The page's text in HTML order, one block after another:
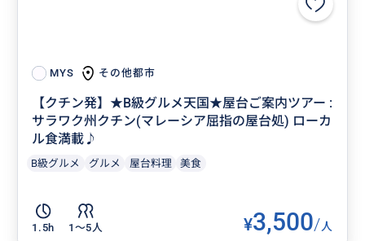
MYS その他都市
【クチン発】★B級グルメ天国★屋台ご案内ツアー :
サラワク州クチン(マレーシア屈指の屋台処) ローカ
ル食満載♪
B級グルメ グルメ 屋台料理 美食
1.5h 1〜5人 ¥3,500/人